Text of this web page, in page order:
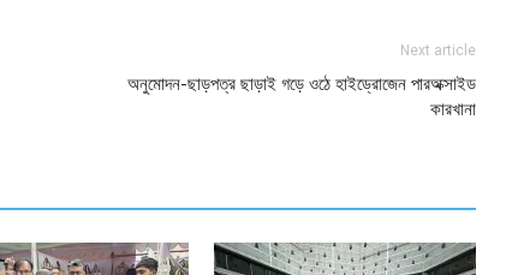
Next article
অনুমোদন-ছাড়পত্র ছাড়াই গড়ে ওঠে হাইড্রোজেন পারঅক্সাইড
কারখানা